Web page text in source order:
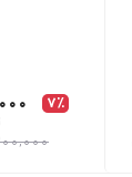
7٪